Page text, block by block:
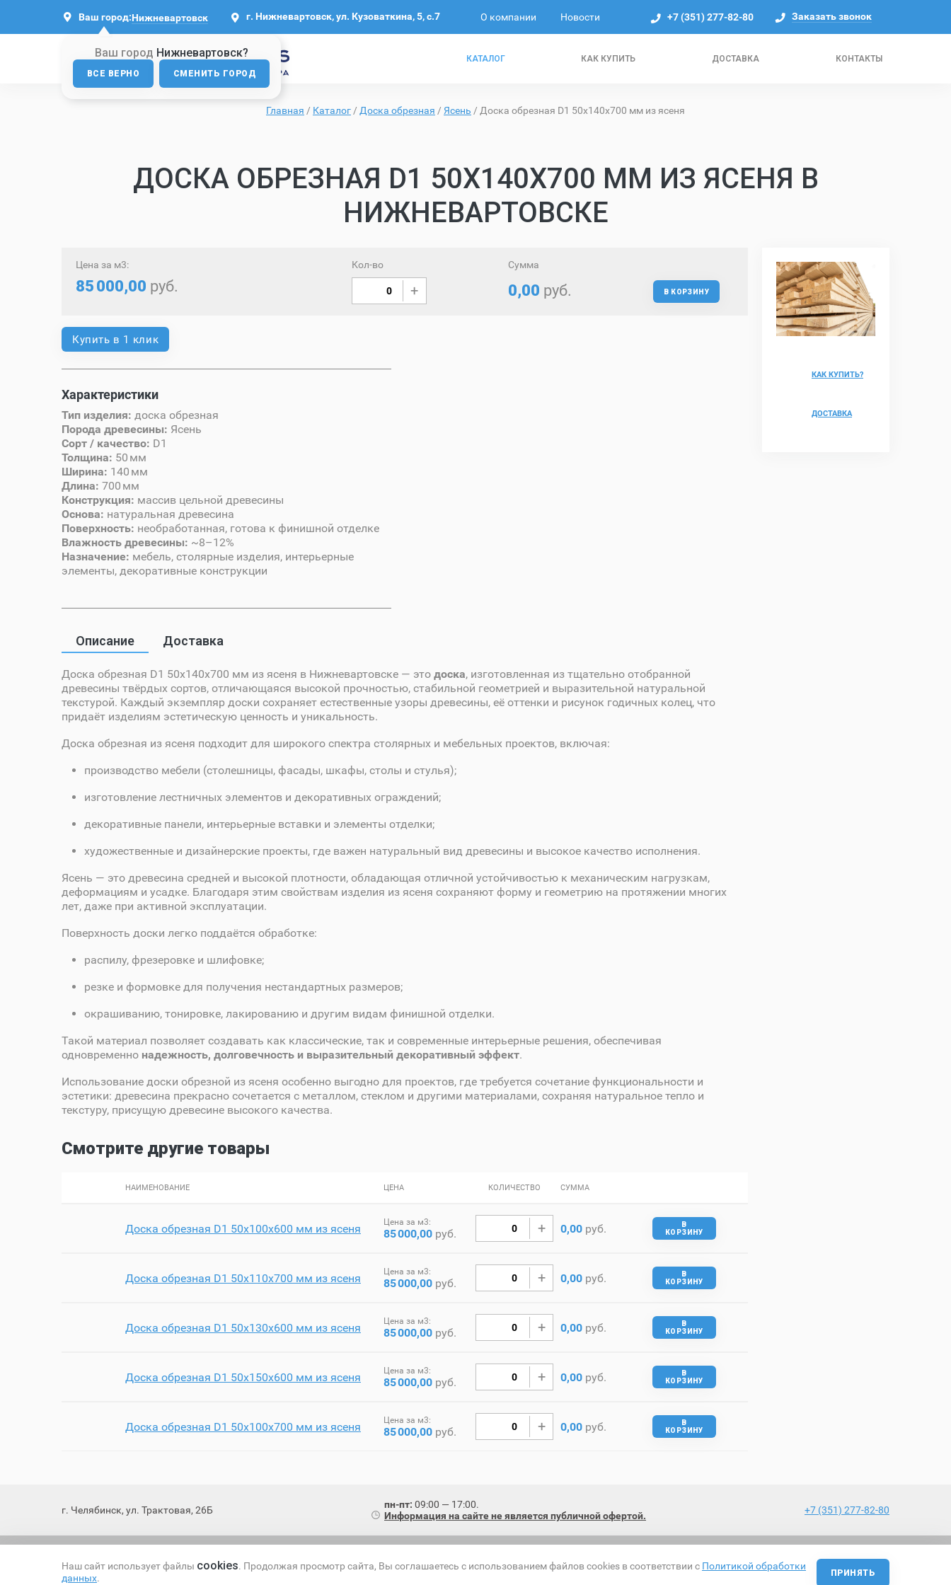
КАТАЛОГ КАК КУПИТЬ ДОСТАВКА КОНТАКТЫ
Ваш город:Нижневартовск
Ваш город Нижневартовск?
ВСЕ ВЕРНО СМЕНИТЬ ГОРОД
г. Нижневартовск, ул. Кузоваткина, 5, с.7 О компании Новости +7 (351) 277-82-80 Заказать звонок
Главная / Каталог / Доска обрезная / Ясень / Доска обрезная D1 50х140х700 мм из ясеня
ДОСКА ОБРЕЗНАЯ D1 50Х140Х700 ММ ИЗ ЯСЕНЯ В
НИЖНЕВАРТОВСКЕ
Цена за м3:
85 000,00 руб.
Кол-во Сумма
0,00 руб. В КОРЗИНУ
Купить в 1 клик
Характеристики
Тип изделия: доска обрезная
Порода древесины: Ясень
Сорт / качество: D1
Толщина: 50 мм
Ширина: 140 мм
Длина: 700 мм
Конструкция: массив цельной древесины
Основа: натуральная древесина
Поверхность: необработанная, готова к финишной отделке
Влажность древесины: ~8–12%
Назначение: мебель, столярные изделия, интерьерные
элементы, декоративные конструкции
Описание Доставка
Доска обрезная D1 50х140х700 мм из ясеня в Нижневартовске — это доска, изготовленная из тщательно отобранной
древесины твёрдых сортов, отличающаяся высокой прочностью, стабильной геометрией и выразительной натуральной
текстурой. Каждый экземпляр доски сохраняет естественные узоры древесины, её оттенки и рисунок годичных колец, что
придаёт изделиям эстетическую ценность и уникальность.
Доска обрезная из ясеня подходит для широкого спектра столярных и мебельных проектов, включая:
производство мебели (столешницы, фасады, шкафы, столы и стулья);
изготовление лестничных элементов и декоративных ограждений;
декоративные панели, интерьерные вставки и элементы отделки;
художественные и дизайнерские проекты, где важен натуральный вид древесины и высокое качество исполнения.
Ясень — это древесина средней и высокой плотности, обладающая отличной устойчивостью к механическим нагрузкам,
деформациям и усадке. Благодаря этим свойствам изделия из ясеня сохраняют форму и геометрию на протяжении многих
лет, даже при активной эксплуатации.
Поверхность доски легко поддаётся обработке:
распилу, фрезеровке и шлифовке;
резке и формовке для получения нестандартных размеров;
окрашиванию, тонировке, лакированию и другим видам финишной отделки.
Такой материал позволяет создавать как классические, так и современные интерьерные решения, обеспечивая
одновременно надежность, долговечность и выразительный декоративный эффект.
Использование доски обрезной из ясеня особенно выгодно для проектов, где требуется сочетание функциональности и
эстетики: древесина прекрасно сочетается с металлом, стеклом и другими материалами, сохраняя натуральное тепло и
текстуру, присущую древесине высокого качества.
Смотрите другие товары
НАИМЕНОВАНИЕ ЦЕНА КОЛИЧЕСТВО СУММА
Доска обрезная D1 50х100х600 мм из ясеня Цена за м3:
85000,00 руб. 0,00 руб.
В
КОРЗИНУ
Доска обрезная D1 50х110х700 мм из ясеня Цена за м3:
85000,00 руб. 0,00 руб.
В
КОРЗИНУ
Доска обрезная D1 50х130х600 мм из ясеня Цена за м3:
85000,00 руб. 0,00 руб.
В
КОРЗИНУ
Доска обрезная D1 50х150х600 мм из ясеня Цена за м3:
85000,00 руб. 0,00 руб.
В
КОРЗИНУ
Доска обрезная D1 50х100х700 мм из ясеня Цена за м3:
85000,00 руб. 0,00 руб.
В
КОРЗИНУ
КАК КУПИТЬ?
ДОСТАВКА
г. Челябинск, ул. Трактовая, 26Б пн-пт: 09:00 — 17:00.
Информация на сайте не является публичной офертой.
+7 (351) 277-82-80
Политика обработки персональных данных
Разработка и поисковое продвижение сайта
Наш сайт использует файлы cookies. Продолжая просмотр сайта, Вы соглашаетесь с использованием файлов cookies в соответствии с Политикой обработки
данных. ПРИНЯТЬ